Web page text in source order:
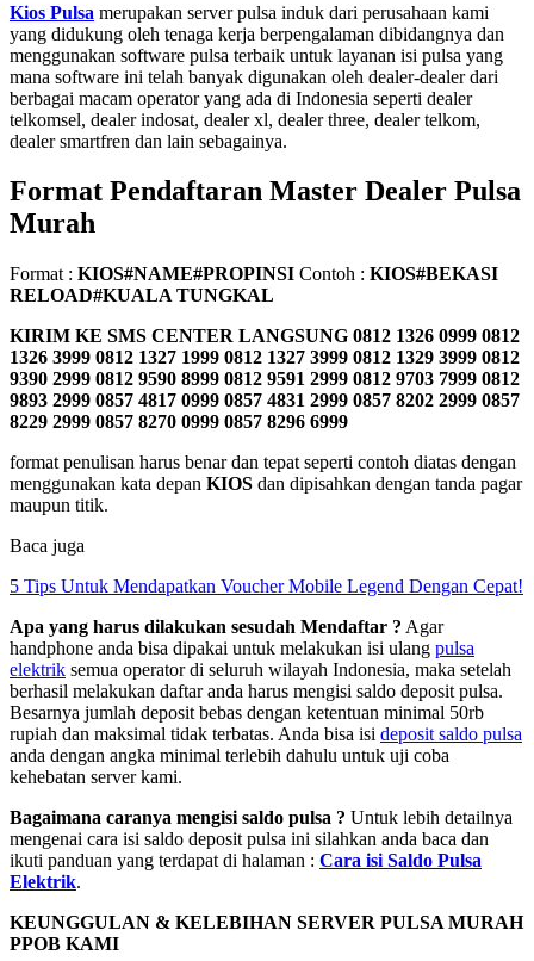
Kios Pulsa merupakan server pulsa induk dari perusahaan kami
yang didukung oleh tenaga kerja berpengalaman dibidangnya dan
menggunakan software pulsa terbaik untuk layanan isi pulsa yang
mana software ini telah banyak digunakan oleh dealer-dealer dari
berbagai macam operator yang ada di Indonesia seperti dealer
telkomsel, dealer indosat, dealer xl, dealer three, dealer telkom,
dealer smartfren dan lain sebagainya.
Format Pendaftaran Master Dealer Pulsa
Murah
Format : KIOS#NAME#PROPINSI Contoh : KIOS#BEKASI
RELOAD#KUALA TUNGKAL
KIRIM KE SMS CENTER LANGSUNG 0812 1326 0999 0812
1326 3999 0812 1327 1999 0812 1327 3999 0812 1329 3999 0812
9390 2999 0812 9590 8999 0812 9591 2999 0812 9703 7999 0812
9893 2999 0857 4817 0999 0857 4831 2999 0857 8202 2999 0857
8229 2999 0857 8270 0999 0857 8296 6999
format penulisan harus benar dan tepat seperti contoh diatas dengan
menggunakan kata depan KIOS dan dipisahkan dengan tanda pagar
maupun titik.
Baca juga
5 Tips Untuk Mendapatkan Voucher Mobile Legend Dengan Cepat!
Apa yang harus dilakukan sesudah Mendaftar ? Agar
handphone anda bisa dipakai untuk melakukan isi ulang pulsa
elektrik semua operator di seluruh wilayah Indonesia, maka setelah
berhasil melakukan daftar anda harus mengisi saldo deposit pulsa.
Besarnya jumlah deposit bebas dengan ketentuan minimal 50rb
rupiah dan maksimal tidak terbatas. Anda bisa isi deposit saldo pulsa
anda dengan angka minimal terlebih dahulu untuk uji coba
kehebatan server kami.
Bagaimana caranya mengisi saldo pulsa ? Untuk lebih detailnya
mengenai cara isi saldo deposit pulsa ini silahkan anda baca dan
ikuti panduan yang terdapat di halaman : Cara isi Saldo Pulsa
Elektrik.
KEUNGGULAN & KELEBIHAN SERVER PULSA MURAH
PPOB KAMI